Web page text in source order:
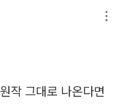
작 그대로 나온다면